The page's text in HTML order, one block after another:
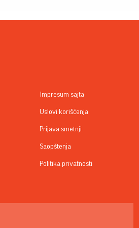
Impresum sajta
Uslovi korišćenja
Prijava smetnji
Saopštenja
Politika privatnosti